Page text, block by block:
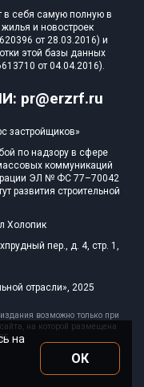
pr@erzrf.ru
в себя самую полную в
и новостроек
от 28.03.2016) и
этой базы данных
от 04.04.2016).
застройщиков»
по надзору в сфере
коммуникаций
ЭЛ № ФС 77–70042
развития строительной
Холопик
пер., д. 4, стр. 1,
отрасли», 2025
возможно только при
на которой размещена
на
ОК